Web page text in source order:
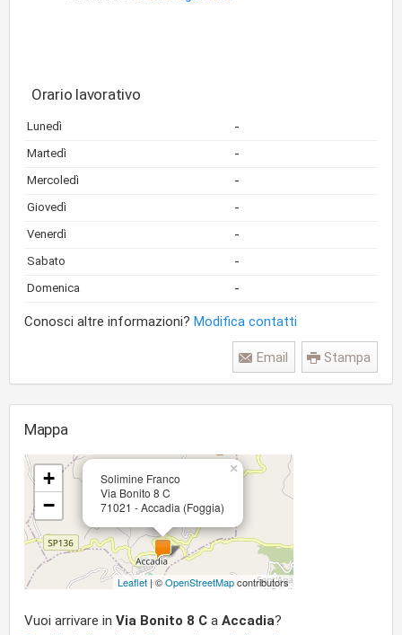
Orario lavorativo
Lunedì -
Martedì -
Mercoledì -
Giovedì -
Venerdì -
Sabato -
Domenica -
Conosci altre informazioni? Modifica contatti
Stampa
Email
Mappa
Solimine Franco
Via Bonito 8 C
71021 - Accadia (Foggia)
×
+
−
Leaflet | ©OpenStreetMapcontributors
Vuoi arrivare in Via Bonito 8 C a Accadia?